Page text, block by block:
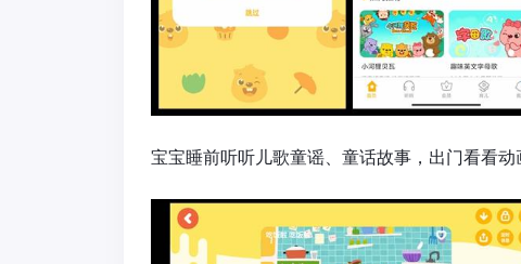
宝宝睡前听听儿歌童谣、童话故事，出门看看